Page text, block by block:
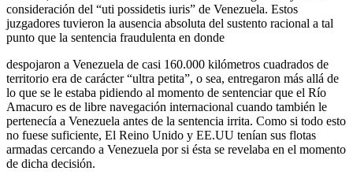
consideración del “uti possidetis iuris” de Venezuela. Estos
juzgadores tuvieron la ausencia absoluta del sustento racional a tal
punto que la sentencia fraudulenta en donde
despojaron a Venezuela de casi 160.000 kilómetros cuadrados de
territorio era de carácter “ultra petita”, o sea, entregaron más allá de
lo que se le estaba pidiendo al momento de sentenciar que el Río
Amacuro es de libre navegación internacional cuando también le
pertenecía a Venezuela antes de la sentencia irrita. Como si todo esto
no fuese suficiente, El Reino Unido y EE.UU tenían sus flotas
armadas cercando a Venezuela por si ésta se revelaba en el momento
de dicha decisión.